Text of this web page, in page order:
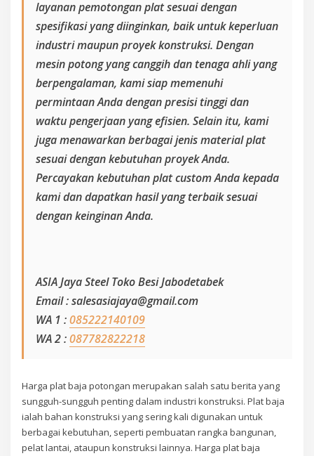
layanan pemotongan plat sesuai dengan
spesifikasi yang diinginkan, baik untuk keperluan
industri maupun proyek konstruksi. Dengan
mesin potong yang canggih dan tenaga ahli yang
berpengalaman, kami siap memenuhi
permintaan Anda dengan presisi tinggi dan
waktu pengerjaan yang efisien. Selain itu, kami
juga menawarkan berbagai jenis material plat
sesuai dengan kebutuhan proyek Anda.
Percayakan kebutuhan plat custom Anda kepada
kami dan dapatkan hasil yang terbaik sesuai
dengan keinginan Anda.
ASIA Jaya Steel Toko Besi Jabodetabek
Email : salesasiajaya@gmail.com
WA 1 :085222140109
WA 2 :087782822218
Harga plat baja potongan merupakan salah satu berita yang
sungguh-sungguh penting dalam industri konstruksi. Plat baja
ialah bahan konstruksi yang sering kali digunakan untuk
berbagai kebutuhan, seperti pembuatan rangka bangunan,
pelat lantai, ataupun konstruksi lainnya. Harga plat baja